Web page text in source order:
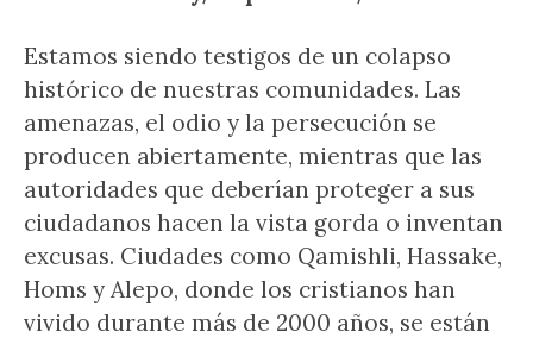
Estamos siendo testigos de un colapso
histórico de nuestras comunidades. Las
amenazas, el odio y la persecución se
producen abiertamente, mientras que las
autoridades que deberían proteger a sus
ciudadanos hacen la vista gorda o inventan
excusas. Ciudades como Qamishli, Hassake,
Homs y Alepo, donde los cristianos han
vivido durante más de 2000 años, se están